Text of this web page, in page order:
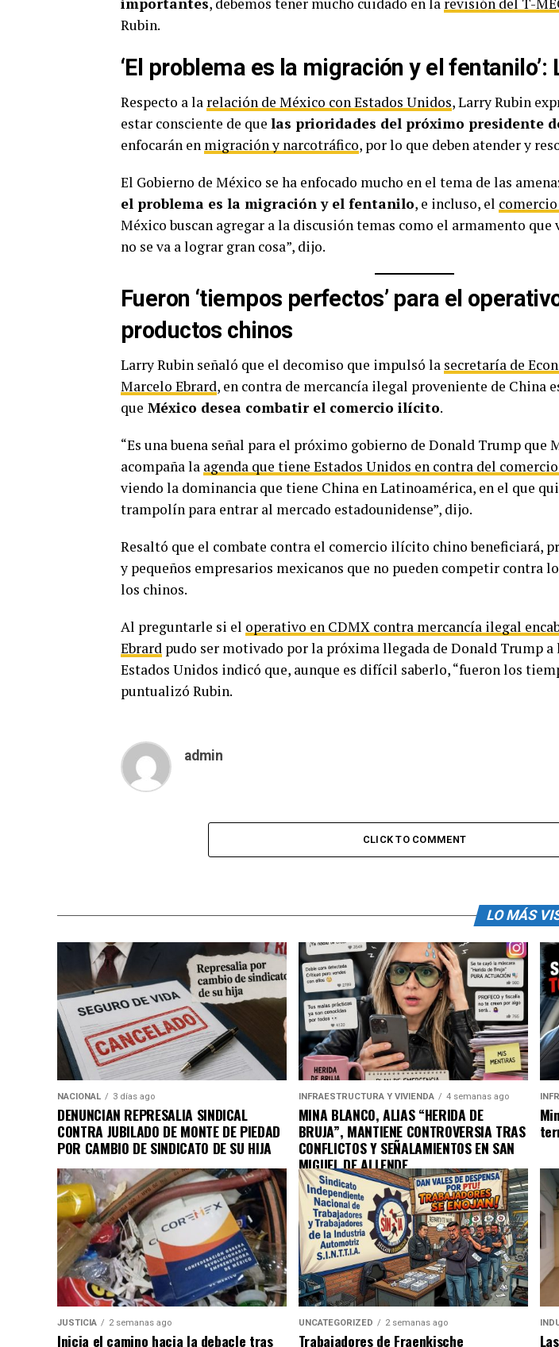
importantes, debemos tener mucho cuidado en la revisión del T-
Rubin.
‘El problema es la migración y el fentanilo’:
Respecto a la relación de México con Estados Unidos, Larry Rubin
estar consciente de que las prioridades del próximo presidente
enfocarán en migración y narcotráfico, por lo que deben atender y
El Gobierno de México se ha enfocado mucho en el tema de las
el problema es la migración y el fentanilo, e incluso, el
México buscan agregar a la discusión temas como el armamento que
no se va a lograr gran cosa”, dijo.
Fueron ‘tiempos perfectos’ para el
productos chinos
Larry Rubin señaló que el decomiso que impulsó la secretaría de
Marcelo Ebrard, en contra de mercancía ilegal proveniente de China
que México desea combatir el comercio ilícito.
“Es una buena señal para el próximo gobierno de Donald Trump que
acompaña la agenda que tiene Estados Unidos en contra del
viendo la dominancia que tiene China en Latinoamérica, en el que
trampolín para entrar al mercado estadounidense”, dijo.
Resaltó que el combate contra el comercio ilícito chino beneficiará,
y pequeños empresarios mexicanos que no pueden competir contra
los chinos.
Al preguntarle si el operativo en CDMX contra mercancía ilegal
Ebrard pudo ser motivado por la próxima llegada de Donald Trump a
Estados Unidos indicó que, aunque es difícil saberlo, “fueron los
puntualizó Rubin.
admin
CLICK TO COMMENT
LO MÁS
NACIONAL 3 días ago
DENUNCIAN REPRESALIA SINDICAL
CONTRA JUBILADO DE MONTE DE PIEDAD
POR CAMBIO DE SINDICATO DE SU HIJA
INFRAESTRUCTURA Y VIVIENDA 4 semanas ago
MINA BLANCO, ALIAS “HERIDA DE
BRUJA”, MANTIENE CONTROVERSIA TRAS
CONFLICTOS Y SEÑALAMIENTOS EN SAN
MIGUEL DE ALLENDE
JUSTICIA 2 semanas ago
Inicia el camino hacia la debacle tras
UNCATEGORIZED 2 semanas ago
Trabajadores de Fraenkische